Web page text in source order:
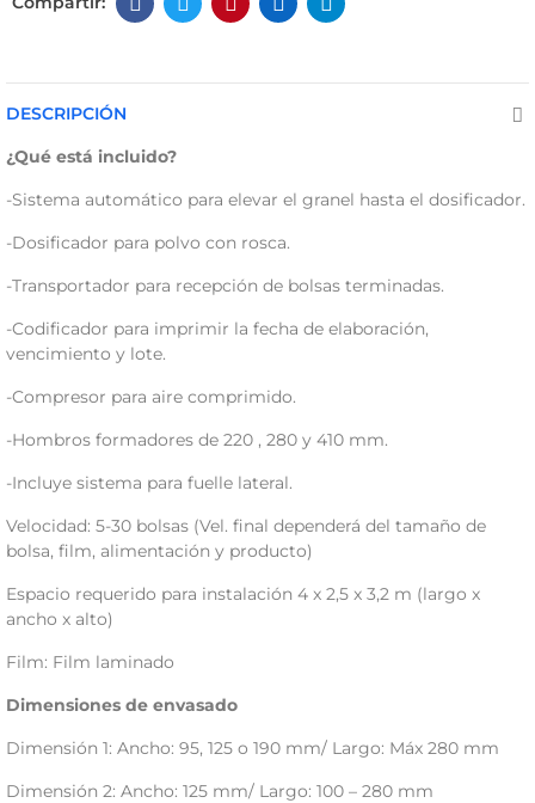
DESCRIPCIÓN
¿Qué está incluido?
-Sistema automático para elevar el granel hasta el dosificador.
-Dosificador para polvo con rosca.
-Transportador para recepción de bolsas terminadas.
-Codificador para imprimir la fecha de elaboración,
vencimiento y lote.
-Compresor para aire comprimido.
-Hombros formadores de 220 , 280 y 410 mm.
-Incluye sistema para fuelle lateral.
Velocidad: 5-30 bolsas (Vel. final dependerá del tamaño de
bolsa, film, alimentación y producto)
Espacio requerido para instalación 4 x 2,5 x 3,2 m (largo x
ancho x alto)
Film: Film laminado
Dimensiones de envasado
Dimensión 1: Ancho: 95, 125 o 190 mm/ Largo: Máx 280 mm
Dimensión 2: Ancho: 125 mm/ Largo: 100 – 280 mm